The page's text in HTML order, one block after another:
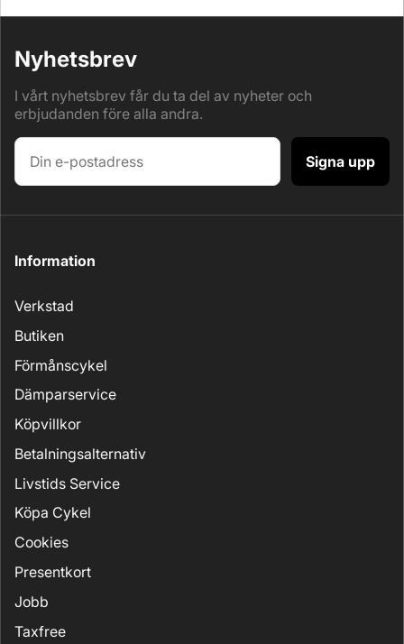
Nyhetsbrev
I vårt nyhetsbrev får du ta del av nyheter och
erbjudanden före alla andra.
Signa upp
Information
Verkstad
Butiken
Förmånscykel
Dämparservice
Köpvillkor
Betalningsalternativ
Livstids Service
Köpa Cykel
Cookies
Presentkort
Jobb
Taxfree